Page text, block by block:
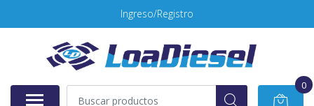
Ingreso/Registro
0